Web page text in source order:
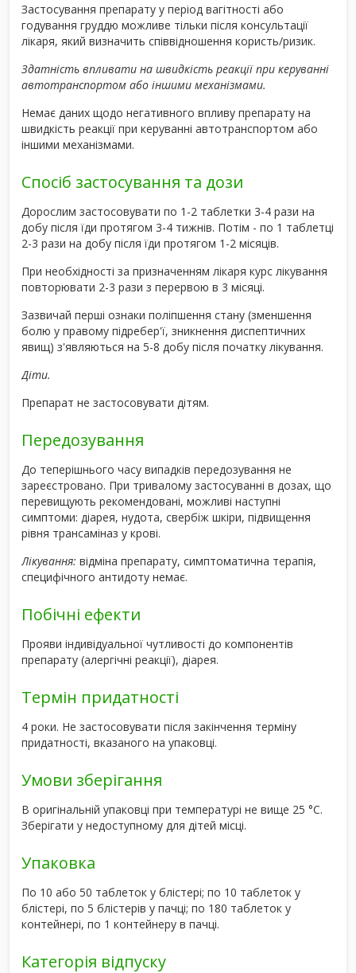
Застосування препарату у період вагітності або
годування груддю можливе тільки після консультації
лікаря, який визначить співвідношення користь/ризик.
Здатність впливати на швидкість реакції при керуванні
автотранспортом або іншими механізмами.
Немає даних щодо негативного впливу препарату на
швидкість реакції при керуванні автотранспортом або
іншими механізмами.
Спосіб застосування та дози
Дорослим застосовувати по 1-2 таблетки 3-4 рази на
добу після їди протягом 3-4 тижнів. Потім - по 1 таблетці
2-3 рази на добу після їди протягом 1-2 місяців.
При необхідності за призначенням лікаря курс лікування
повторювати 2-3 рази з перервою в 3 місяці.
Зазвичай перші ознаки поліпшення стану (зменшення
болю у правому підребер'ї, зникнення диспептичних
явищ) з'являються на 5-8 добу після початку лікування.
Діти.
Препарат не застосовувати дітям.
Передозування
До теперішнього часу випадків передозування не
зареєстровано. При тривалому застосуванні в дозах, що
перевищують рекомендовані, можливі наступні
симптоми: діарея, нудота, свербіж шкіри, підвищення
рівня трансаміназ у крові.
Лікування: відміна препарату, симптоматична терапія,
специфічного антидоту немає.
Побічні ефекти
Прояви індивідуальної чутливості до компонентів
препарату (алергічні реакції), діарея.
Термін придатності
4 роки. Не застосовувати після закінчення терміну
придатності, вказаного на упаковці.
Умови зберігання
В оригінальній упаковці при температурі не вище 25 °С.
Зберігати у недоступному для дітей місці.
Упаковка
По 10 або 50 таблеток у блістері; по 10 таблеток у
блістері, по 5 блістерів у пачці; по 180 таблеток у
контейнері, по 1 контейнеру в пачці.
Категорія відпуску